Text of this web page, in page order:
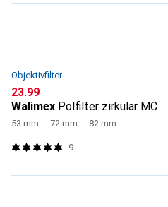
Objektivfilter
CHF
23.99
Walimex Polfilter zirkular MC
53 mm 72 mm 82 mm
9